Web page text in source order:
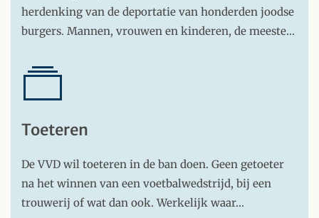
herdenking van de deportatie van honderden joodse
burgers. Mannen, vrouwen en kinderen, de meeste…
Toeteren
De VVD wil toeteren in de ban doen. Geen getoeter
na het winnen van een voetbalwedstrijd, bij een
trouwerij of wat dan ook. Werkelijk waar…